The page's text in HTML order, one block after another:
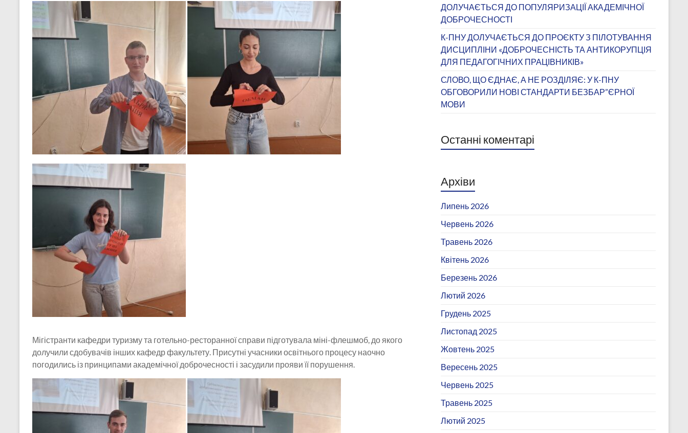
Мігістранти кафедри туризму та готельно-ресторанної справи підготувала міні-флешмоб, до якого
долучили сдобувачів інших кафедр факультету. Присутні учасники освітнього процесу наочно
погодились із принципами академічної доброчесності і засудили прояви її порушення.
ДОЛУЧАЄТЬСЯ ДО ПОПУЛЯРИЗАЦІЇ АКАДЕМІЧНОЇ
ДОБРОЧЕСНОСТІ
К-ПНУ ДОЛУЧАЄТЬСЯ ДО ПРОЄКТУ З ПІЛОТУВАННЯ
ДИСЦИПЛІНИ «ДОБРОЧЕСНІСТЬ ТА АНТИКОРУПЦІЯ
ДЛЯ ПЕДАГОГІЧНИХ ПРАЦІВНИКІВ»
СЛОВО, ЩО ЄДНАЄ, А НЕ РОЗДІЛЯЄ: У К-ПНУ
ОБГОВОРИЛИ НОВІ СТАНДАРТИ БЕЗБАР”ЄРНОЇ
МОВИ
Останні коментарі
Архіви
Липень 2026
Червень 2026
Травень 2026
Квітень 2026
Березень 2026
Лютий 2026
Грудень 2025
Листопад 2025
Жовтень 2025
Вересень 2025
Червень 2025
Травень 2025
Лютий 2025